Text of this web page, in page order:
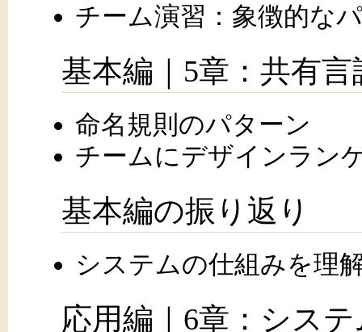
チーム演習：象徴的な
基本編｜5章：共有言
命名規則のパターン
チームにデザインラン
基本編の振り返り
システムの仕組みを理
応用編｜6章：シス